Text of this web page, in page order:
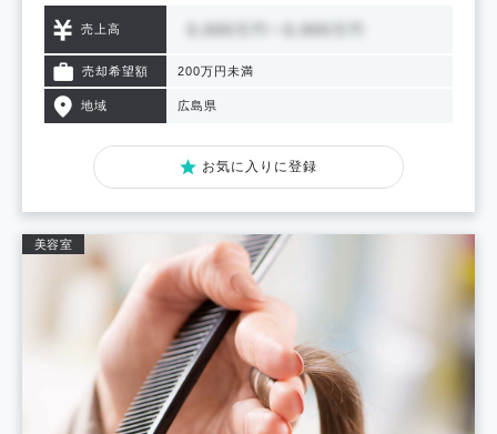
売上高
売却希望額 200万円未満
地域 広島県
お気に入りに登録
美容室